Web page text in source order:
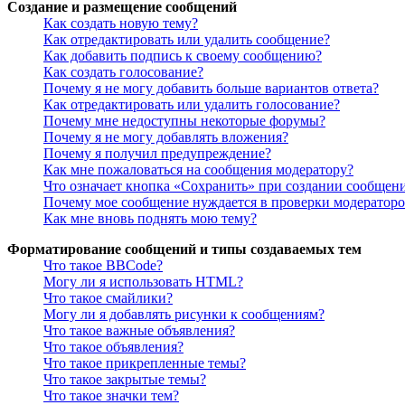
Создание и размещение сообщений
Как создать новую тему?
Как отредактировать или удалить сообщение?
Как добавить подпись к своему сообщению?
Как создать голосование?
Почему я не могу добавить больше вариантов ответа?
Как отредактировать или удалить голосование?
Почему мне недоступны некоторые форумы?
Почему я не могу добавлять вложения?
Почему я получил предупреждение?
Как мне пожаловаться на сообщения модератору?
Что означает кнопка «Сохранить» при создании
Почему мое сообщение нуждается в проверки
Как мне вновь поднять мою тему?
Форматирование сообщений и типы создаваемых тем
Что такое BBCode?
Могу ли я использовать HTML?
Что такое смайлики?
Могу ли я добавлять рисунки к сообщениям?
Что такое важные объявления?
Что такое объявления?
Что такое прикрепленные темы?
Что такое закрытые темы?
Что такое значки тем?